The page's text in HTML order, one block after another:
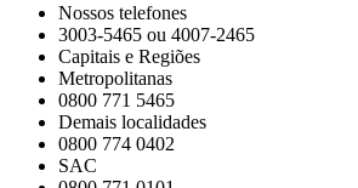
Nossos telefones
3003-5465 ou 4007-2465
Capitais e Regiões
Metropolitanas
0800 771 5465
Demais localidades
0800 774 0402
SAC